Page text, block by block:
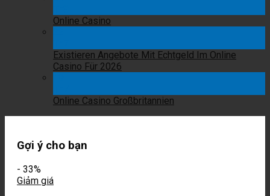
Online Casino
Existieren Angebote Mit Echtgeld Im Online
Casino Für 2026
Online Casino Großbritannien
Gợi ý cho bạn
- 33%
Giảm giá